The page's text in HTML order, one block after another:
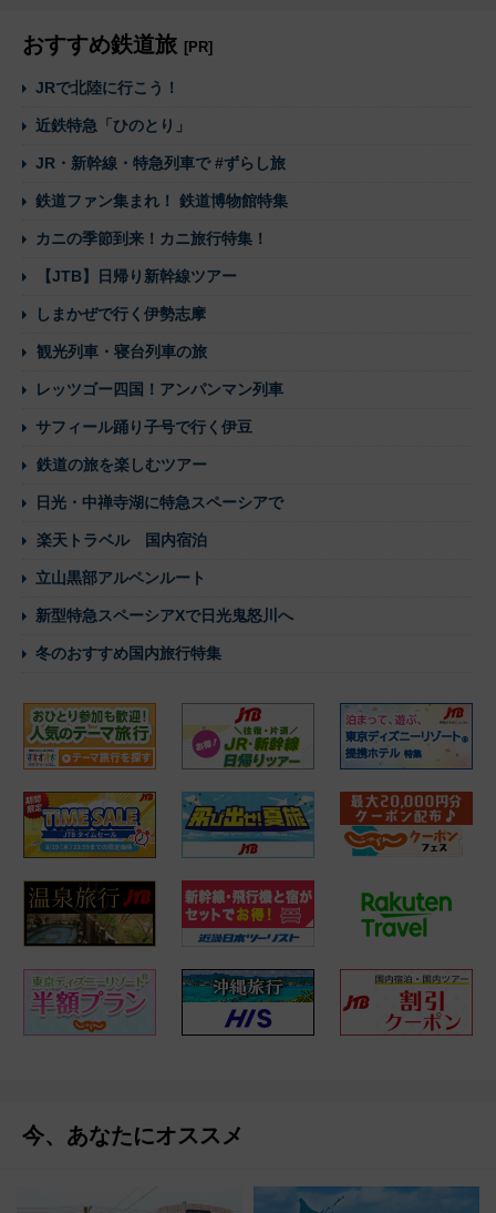
おすすめ鉄道旅 [PR]
JRで北陸に行こう！
近鉄特急「ひのとり」
JR・新幹線・特急列車で #ずらし旅
鉄道ファン集まれ！ 鉄道博物館特集
カニの季節到来！カニ旅行特集！
【JTB】日帰り新幹線ツアー
しまかぜで行く伊勢志摩
観光列車・寝台列車の旅
レッツゴー四国！アンパンマン列車
サフィール踊り子号で行く伊豆
鉄道の旅を楽しむツアー
日光・中禅寺湖に特急スペーシアで
楽天トラベル 国内宿泊
立山黒部アルペンルート
新型特急スペーシアXで日光鬼怒川へ
冬のおすすめ国内旅行特集
今、あなたにオススメ